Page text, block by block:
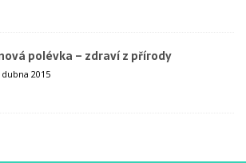
polévka – zdraví z přírody
dubna 2015